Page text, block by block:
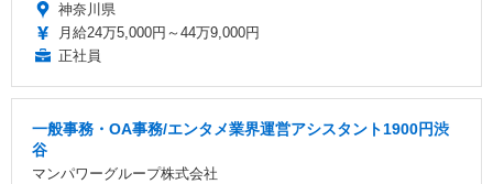
神奈川県
月給24万5,000円～44万9,000円
正社員
一般事務・OA事務/エンタメ業界運営アシスタント1900円渋
谷
マンパワーグループ株式会社